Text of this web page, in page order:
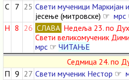
С 7 25 Свети мученици Маркијан
јесење (митровске) ☞ мрс
Н 8 26 СЛАВА Недеља 23. по
Свети великомученик
мрс ☞ ЧИТАЊЕ
Седмица 24. по
П 9 27 Свети мученик Нестор ☞